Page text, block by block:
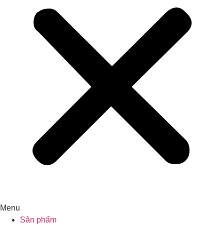
Menu
Sản phẩm